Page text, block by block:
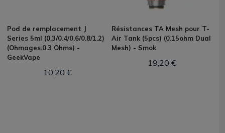
Pod de remplacement J
Series 5ml (0.3/0.4/0.6/0.8/1.2)
(Ohmages:0.3 Ohms) -
GeekVape
10,20 €
Résistances TA Mesh pour T-
Air Tank (5pcs) (0.15ohm Dual
Mesh) - Smok
19,20 €